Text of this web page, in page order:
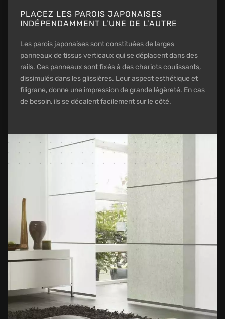
PLACEZ LES PAROIS JAPONAISES
INDÉPENDAMMENT L’UNE DE L’AUTRE
Les parois japonaises sont constituées de larges
panneaux de tissus verticaux qui se déplacent dans des
rails. Ces panneaux sont fixés à des chariots coulissants,
dissimulés dans les glissières. Leur aspect esthétique et
filigrane, donne une impression de grande légèreté. En cas
de besoin, ils se décalent facilement sur le côté.